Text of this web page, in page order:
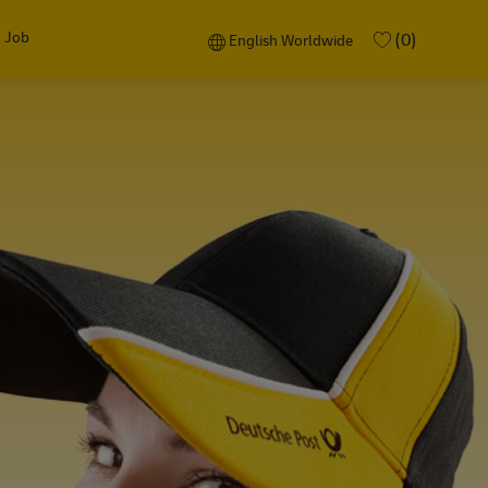
Job Language selected
English Worldwide
English Worldwide (0)